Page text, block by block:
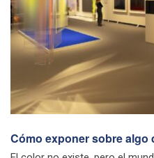
Cómo exponer sobre algo